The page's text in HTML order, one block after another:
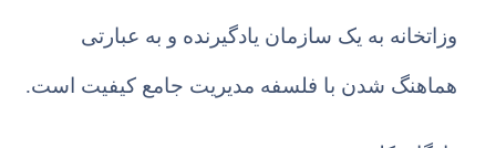
وزاتخانه به یک سازمان یادگیرنده و به عبارتی
هماهنگ شدن با فلسفه مدیریت جامع کیفیت است.